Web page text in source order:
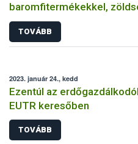
baromfitermékekkel,
volt a legtöbb gond
TOVÁBB
2023. január 24., kedd
Ezentúl az
EUTR keresőben
TOVÁBB